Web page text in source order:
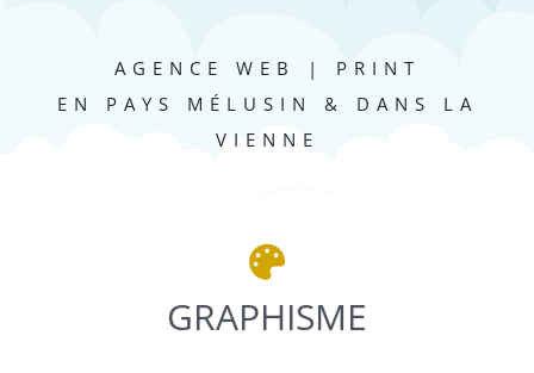
AGENCE WEB | PRINT
EN PAYS MÉLUSIN & DANS LA
VIENNE
GRAPHISME
COMMUNICATION VISUELLE
Conception et création
de catalogues, flyers, logos…